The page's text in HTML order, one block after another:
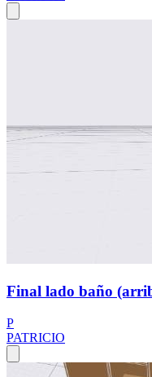
Final lado baño
P
PATRICIO